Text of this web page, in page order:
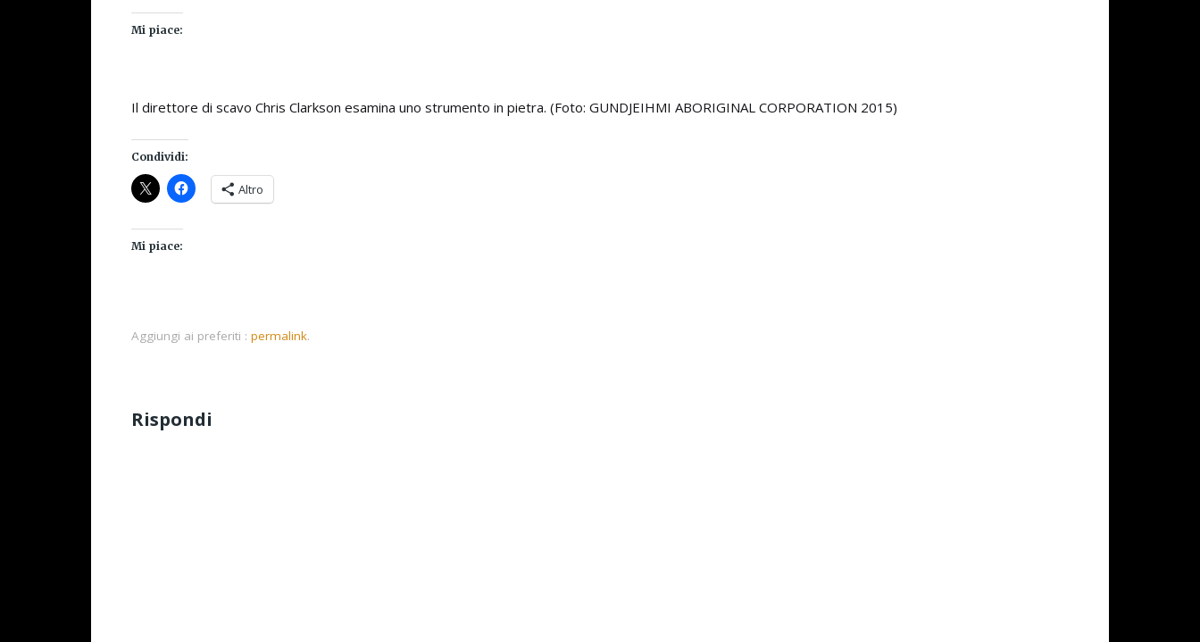
Mi piace:
Il direttore di scavo Chris Clarkson esamina uno strumento in pietra. (Foto: GUNDJEIHMI ABORIGINAL CORPORATION 2015)
Condividi:
Altro
Mi piace:
Aggiungi ai preferiti : permalink.
Rispondi